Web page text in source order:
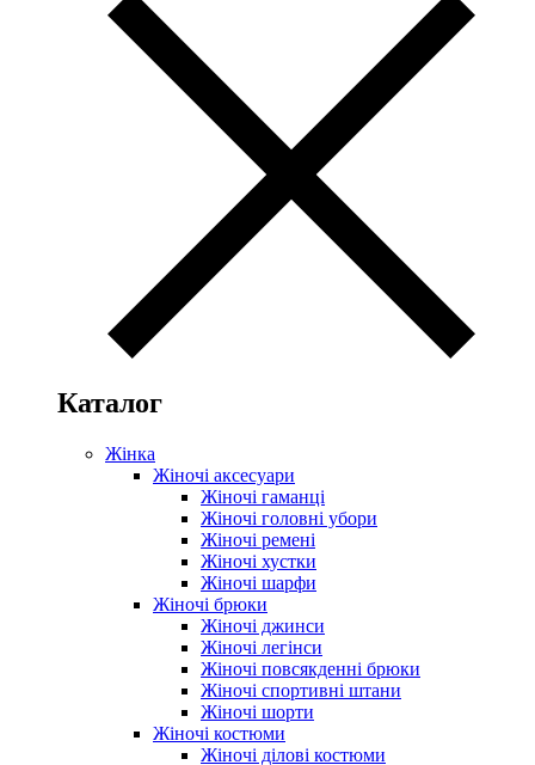
Каталог
Жінка
Жіночі аксесуари
Жіночі гаманці
Жіночі головні убори
Жіночі ремені
Жіночі хустки
Жіночі шарфи
Жіночі брюки
Жіночі джинси
Жіночі легінси
Жіночі повсякденні брюки
Жіночі спортивні штани
Жіночі шорти
Жіночі костюми
Жіночі ділові костюми